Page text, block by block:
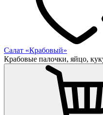
Салат «Крабовый»
Крабовые палочки, яйцо,